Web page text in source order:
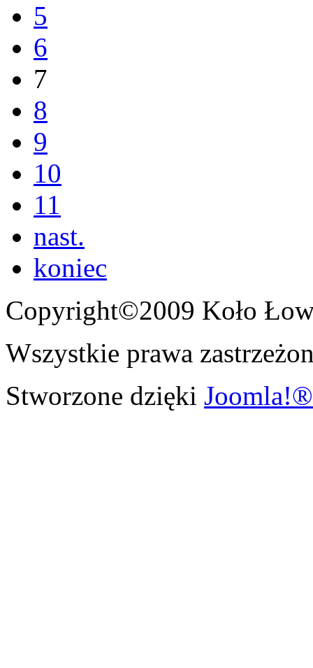
5
6
7
8
9
10
11
nast.
koniec
Copyright©2009 Koło
Wszystkie prawa
Stworzone dzięki Joomla!®